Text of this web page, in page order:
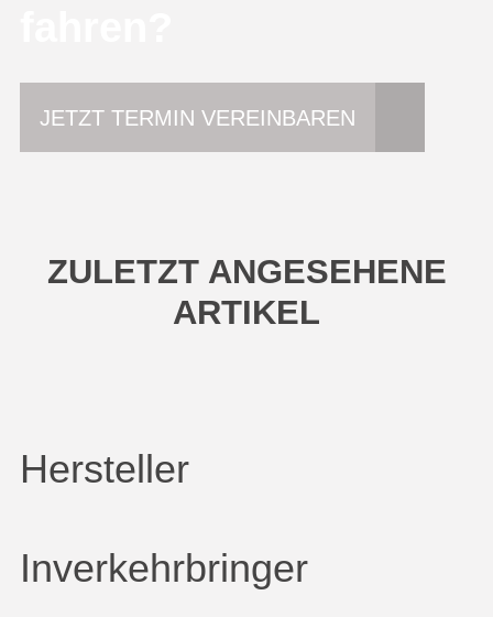
JETZT TERMIN VEREINBAREN
ZULETZT ANGESEHENE
ARTIKEL
Hersteller
Inverkehrbringer